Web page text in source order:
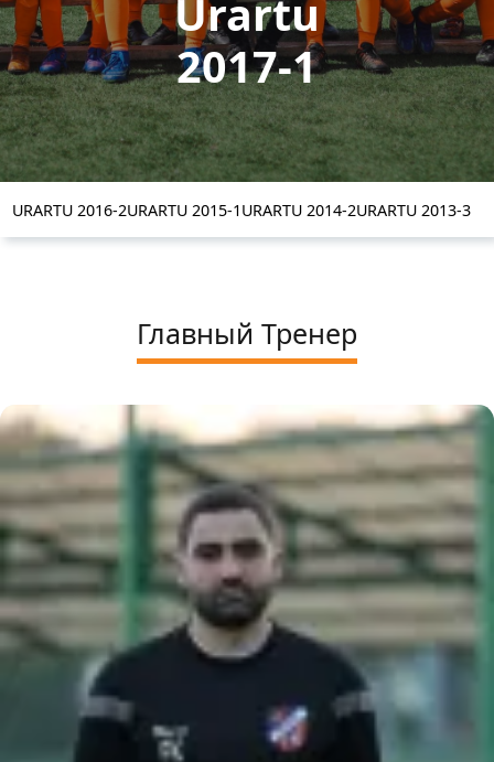
Urartu
2017-1
URARTU 2016-2URARTU 2015-1URARTU 2014-2URARTU 2013-3
Главный Тренер